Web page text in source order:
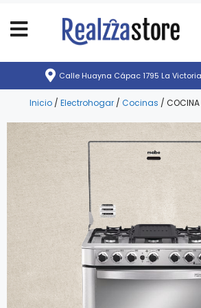
Calle Huayna Cápac 1795 La
Inicio/ Electrohogar/ Cocinas / COCINA